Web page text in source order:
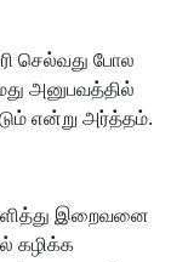
செல்வது போல
அனுபவத்தில்
என்று அர்த்தம்.
இறைவனை
கழிக்க